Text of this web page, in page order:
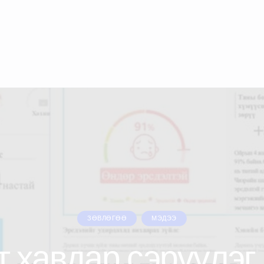
ЗӨВЛӨГӨӨ МЭДЭЭ